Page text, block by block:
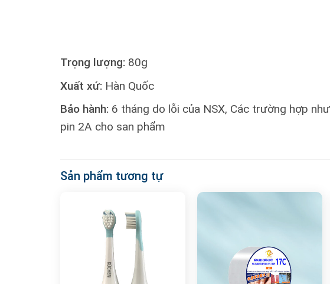
Trọng lượng: 80g
Xuất xứ: Hàn Quốc
Bảo hành: 6 tháng do lỗi của NSX, Các trường hợp
pin 2A cho san phẩm
Sản phẩm tương tự